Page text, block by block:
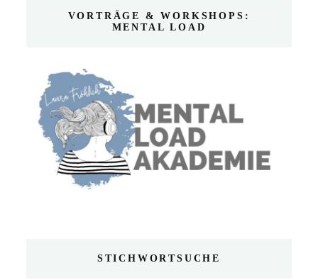
VORTRÄGE & WORKSHOPS:
MENTAL LOAD
STICHWORTSUCHE